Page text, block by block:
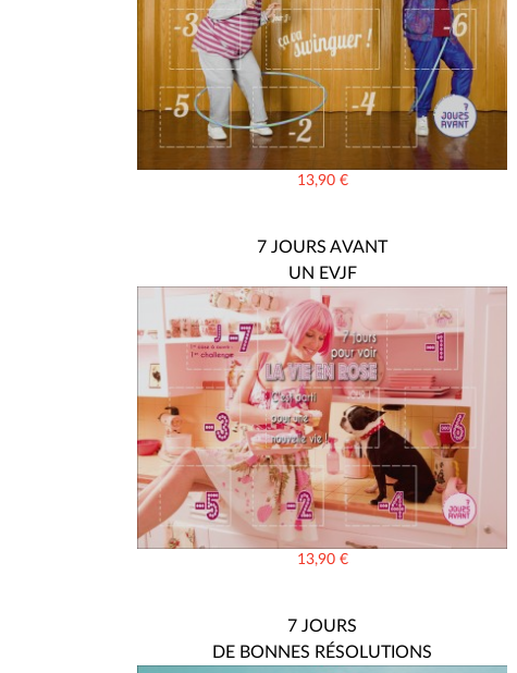
13,90 €
7 JOURS AVANT
UN EVJF
13,90 €
7 JOURS
DE BONNES RÉSOLUTIONS